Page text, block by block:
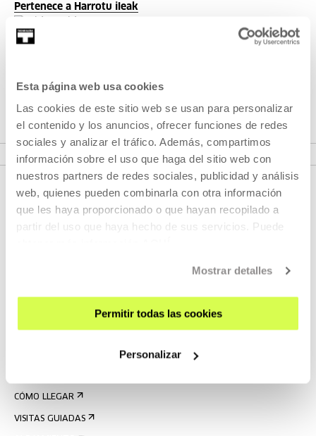
Esta página web usa cookies
Las cookies de este sitio web se usan para personalizar
el contenido y los anuncios, ofrecer funciones de redes
sociales y analizar el tráfico. Además, compartimos
información sobre el uso que haga del sitio web con
nuestros partners de redes sociales, publicidad y análisis
web, quienes pueden combinarla con otra información
que les haya proporcionado o que hayan recopilado a
partir del uso que haya hecho de sus servicios. Puede
Mostrar detalles
Permitir todas las cookies
Personalizar
Pertenece a Harrotu ileak
Pertenece a Proyecto: Harrotu
ileak
VER PROYECTO
REGÍSTRATE AL BOLETÍN
CÓMO LLEGAR
VISITAS GUIADAS